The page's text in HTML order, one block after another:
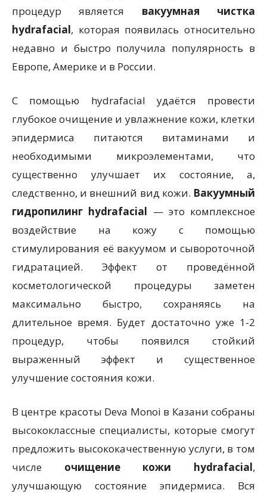
процедур является вакуумная чистка
hydrafacial, которая появилась относительно
недавно и быстро получила популярность в
Европе, Америке и в России.
С помощью hydrafacial удаётся провести
глубокое очищение и увлажнение кожи, клетки
эпидермиса питаются витаминами и
необходимыми микроэлементами, что
существенно улучшает их состояние, а,
следственно, и внешний вид кожи. Вакуумный
гидропилинг hydrafacial — это комплексное
воздействие на кожу с помощью
стимулирования её вакуумом и сывороточной
гидратацией. Эффект от проведённой
косметологической процедуры заметен
максимально быстро, сохраняясь на
длительное время. Будет достаточно уже 1-2
процедур, чтобы появился стойкий
выраженный эффект и существенное
улучшение состояния кожи.
В центре красоты Deva Monoi в Казани собраны
высококлассные специалисты, которые смогут
предложить высококачественную услуги, в том
числе очищение кожи hydrafacial,
улучшающую состояние эпидермиса. Вся